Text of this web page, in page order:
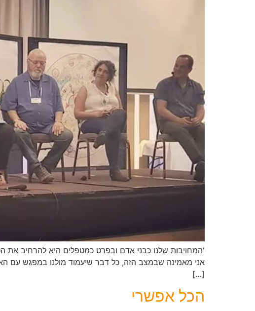
'המחויבות שלנו כבני אדם ובפרט כמטפלים היא להרחיב את
אני מאמינה שבמצב הזה, כל דבר שיעמוד מולנו במפגש עם
[…]
הכל אפשרי